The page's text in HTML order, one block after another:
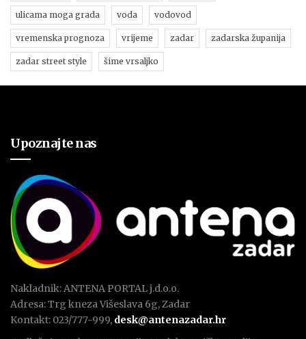
ulicama moga grada voda vodovod
vremenska prognoza vrijeme zadar zadarska županija
zadar street style šime vrsaljko
Upoznajte nas
Nakladnik: ANTENA PORTAL j.d.o.o.
Adresa: Trg kneza Višeslava 6g, Zadar
Kontakt: 023/777-999, desk@antenazadar.hr